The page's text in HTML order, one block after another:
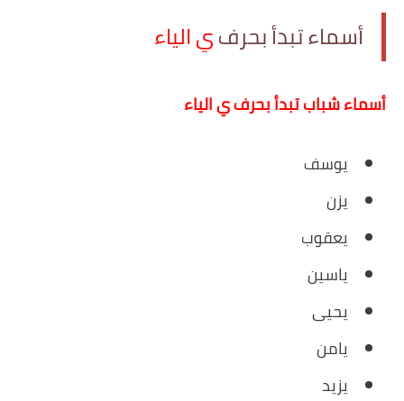
أسماء تبدأ بحرفي الياء
أسماء شباب تبدأ بحرف ي الياء
يوسف
يزن
يعقوب
ياسين
يحيى
يامن
يزيد